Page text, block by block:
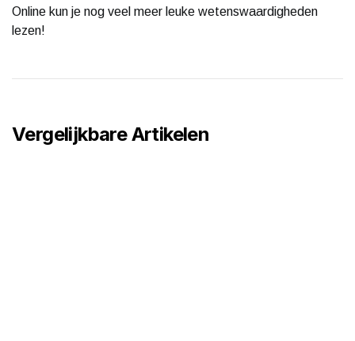
Online kun je nog veel meer leuke wetenswaardigheden
lezen!
Vergelijkbare Artikelen